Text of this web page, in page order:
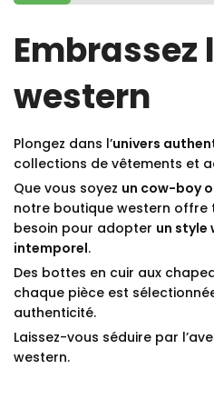
Embrassez
western
Plongez dans l’univers
collections de vêtements et
Que vous soyez un cow-boy
notre boutique western offre
besoin pour adopter un style
intemporel.
Des bottes en cuir aux
chaque pièce est
authenticité.
Laissez-vous séduire par
western.